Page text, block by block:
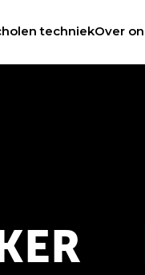
techniekOver